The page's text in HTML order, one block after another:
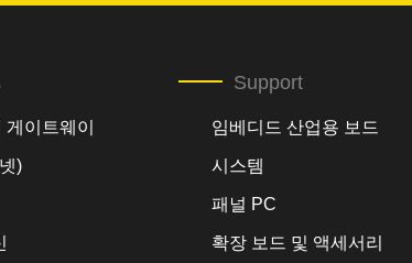
이트웨이
)
Support
임베디드 산업용 보드
시스템
패널 PC
확장 보드 및 액세서리